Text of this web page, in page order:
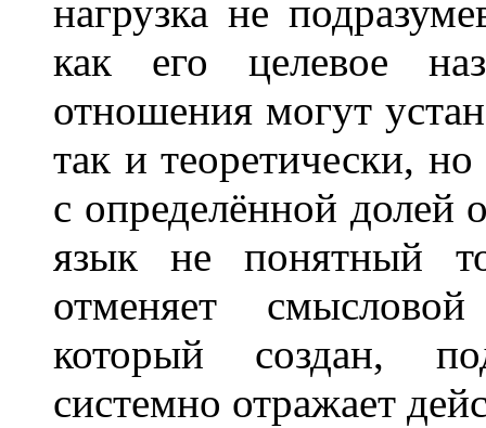
нагрузка не
как его целевое
отношения могут
так и теоретически, но
с определённой долей
язык не понятный
отменяет
который создан,
системно отражает